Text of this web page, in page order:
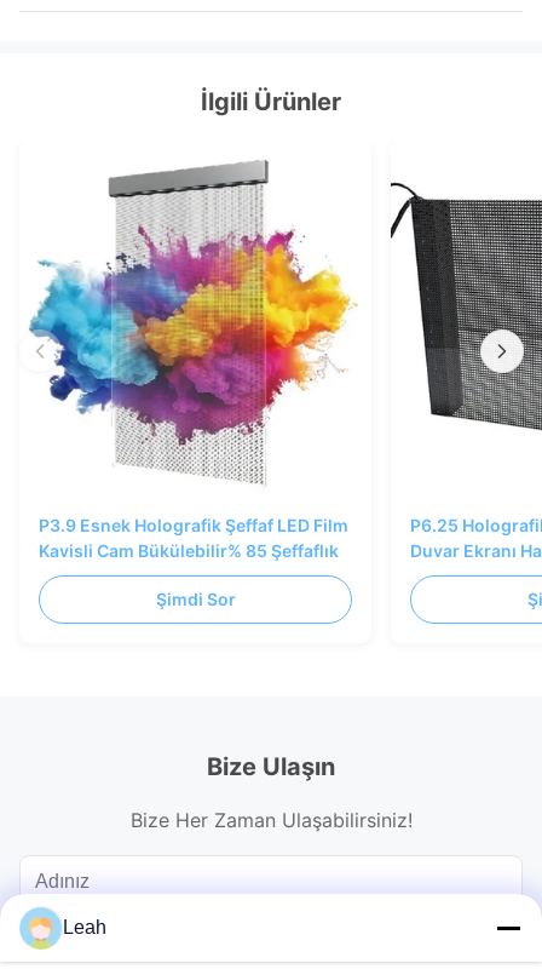
İlgili Ürünler
P3.9 Esnek Holografik Şeffaf LED Film
Kavisli Cam Bükülebilir% 85 Şeffaflık
Şimdi Sor
P6.25
Duvar Ekranı
3840Hz
Bize Ulaşın
Bize Her Zaman Ulaşabilirsiniz!
Leah